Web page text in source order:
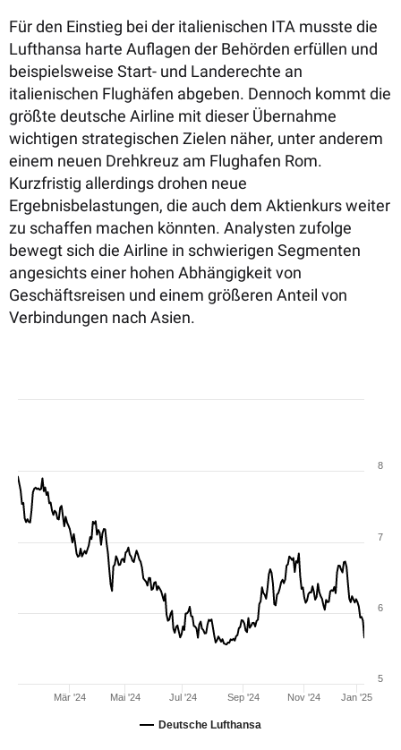
Für den Einstieg bei der italienischen ITA musste die
Lufthansa harte Auflagen der Behörden erfüllen und
beispielsweise Start- und Landerechte an
italienischen Flughäfen abgeben. Dennoch kommt die
größte deutsche Airline mit dieser Übernahme
wichtigen strategischen Zielen näher, unter anderem
einem neuen Drehkreuz am Flughafen Rom.
Kurzfristig allerdings drohen neue
Ergebnisbelastungen, die auch dem Aktienkurs weiter
zu schaffen machen könnten. Analysten zufolge
bewegt sich die Airline in schwierigen Segmenten
angesichts einer hohen Abhängigkeit von
Geschäftsreisen und einem größeren Anteil von
Verbindungen nach Asien.
Deutsche Lufthansa
Mär '24 Mai '24 Jul '24 Sep '24 Nov '24 Jan '25
5
6
7
8